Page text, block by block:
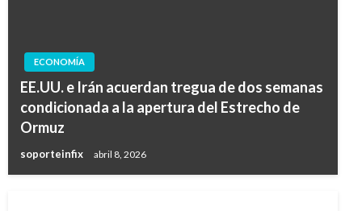
ECONOMÍA
EE.UU. e Irán acuerdan tregua de dos semanas
condicionada a la apertura del Estrecho de
Ormuz
soporteinfix abril 8, 2026